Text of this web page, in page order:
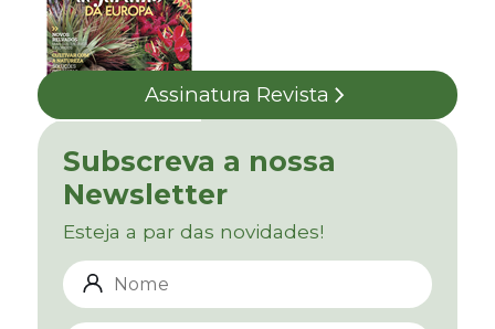
Assinatura Revista
Subscreva a nossa
Newsletter
Esteja a par das novidades!